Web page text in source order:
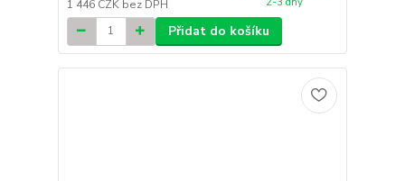
1 446 CZK bez DPH
Přidat do košíku